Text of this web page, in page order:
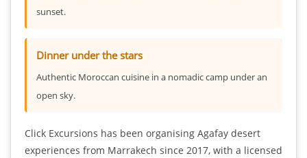
sunset.
Dinner under the stars
Authentic Moroccan cuisine in a nomadic camp under an
open sky.
Click Excursions has been organising Agafay desert
experiences from Marrakech since 2017, with a licensed